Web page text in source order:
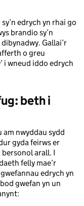
edrych yn rhai go
brandio sy’n
Gallai’r
o greu
i wneud iddo edrych
beth i
am nwyddau sydd
gyda feirws er
arall. I
felly mae’r
edrych yn
gwefan yn un